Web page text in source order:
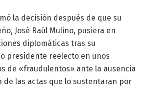
la decisión después de que su
José Raúl Mulino, pusiera en
diplomáticas tras su
presidente reelecto en unos
de «fraudulentos» ante la ausencia
de las actas que lo sustentaran por